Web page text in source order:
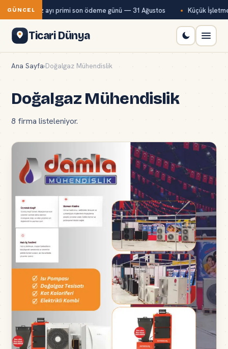
GÜNCEL
temmuz ayı primi son ödeme günü — 31 Ağustos Küçük
Ticari Dünya
Ana Sayfa›Doğalgaz Mühendislik
Doğalgaz Mühendislik
8 firma listeleniyor.